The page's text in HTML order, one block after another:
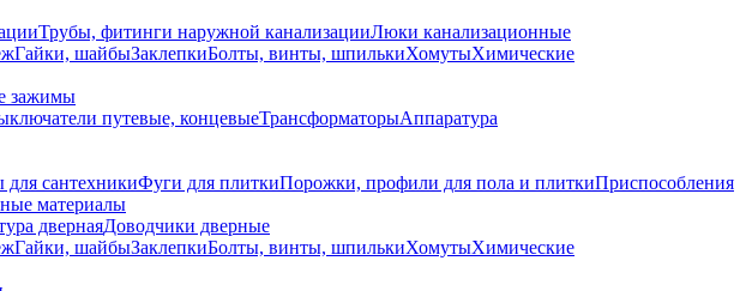
Трубы, фитинги наружной канализацииЛюки канализационные
Гайки, шайбыЗаклепкиБолты, винты, шпилькиХомутыХимические
зажимы
путевые, концевыеТрансформаторыАппаратура
сантехникиФуги для плиткиПорожки, профили для пола и плиткиПриспособления
материалы
двернаяДоводчики дверные
Гайки, шайбыЗаклепкиБолты, винты, шпилькиХомутыХимические